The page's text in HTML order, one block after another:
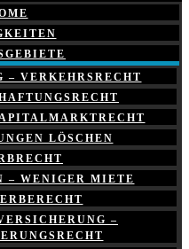
– VERKEHRSRECHT
LÖSCHEN
– WENIGER MIETE
–